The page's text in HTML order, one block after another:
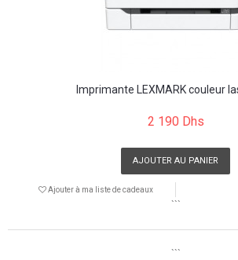
Imprimante LEXMARK couleur
2 190 Dhs
AJOUTER AU PANIER
Ajouter à ma liste de cadeaux
```
```